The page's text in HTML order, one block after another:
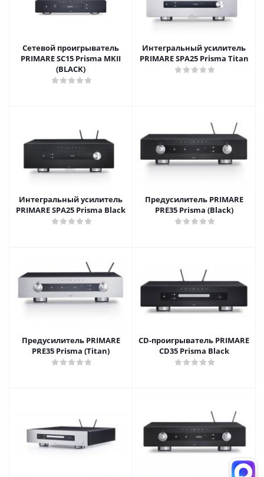
Сетевой проигрыватель
PRIMARE SC15 Prisma MKII
(BLACK)
Интегральный усилитель
PRIMARE SPA25 Prisma Titan
Интегральный усилитель
PRIMARE SPA25 Prisma Black
Предусилитель PRIMARE
PRE35 Prisma (Black)
Предусилитель PRIMARE
PRE35 Prisma (Titan)
CD-проигрыватель PRIMARE
CD35 Prisma Black